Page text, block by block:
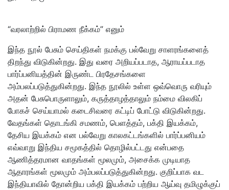
“வரலாற்றில் பிராமண நீக்கம்” எனும்
இந்த நூல் பேசும் செய்திகள் நமக்கு பல்வேறு சாளரங்களைத்
திறந்து விடுகின்றது. இது வரை அறியப்படாத, ஆராயப்படாத
பார்ப்பனியத்தின் இருண்ட பிரதேசங்களை
அம்பலப்படுத்துகின்றது. இந்த நூலில் உள்ள ஒவ்வொரு வரியும்
அதன் பேசுபொருளாலும், கருத்தாழத்தாலும் நம்மை விலகிப்
போகச் செய்யாமல் கடைசிவரை கட்டிப் போட்டு விடுகின்றது.
வேதங்கள் தொடங்கி சமணம், பெளத்தம், பக்தி இயக்கம்,
தேசிய இயக்கம் என பல்வேறு காலகட்டங்களில் பார்ப்பனியம்
எவ்வாறு இந்திய சமூகத்தில் தொழில்பட்டது என்பதை
ஆணித்தரமான வாதங்கள் மூலமும், அசைக்க முடியாத
ஆதாரங்கள் மூலமும் அம்பலப்படுத்துகின்றது. குறிப்பாக வட
இந்தியாவில் தோன்றிய பக்தி இயக்கம் பற்றிய ஆய்வு தமிழுக்குப்